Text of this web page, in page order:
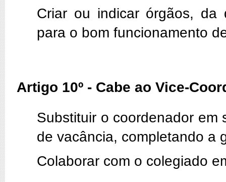
Criar ou indicar órgãos, da
para o bom funcionamento
Artigo 10º - Cabe ao Vice-
Substituir o coordenador em
de vacância, completando a
Colaborar com o colegiado